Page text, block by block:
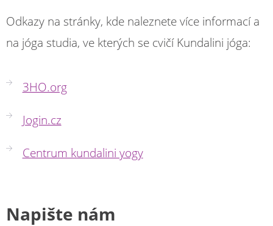
Odkazy na stránky, kde naleznete více informací a
na jóga studia, ve kterých se cvičí Kundalini jóga:
3HO.org
Jogin.cz
Centrum kundalini yogy
Napište nám